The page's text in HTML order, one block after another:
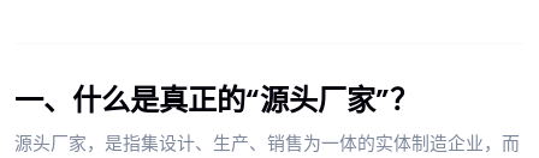
一、什么是真正的“源头厂家”？
源头厂家，是指集设计、生产、销售为一体的实体制造企业，而